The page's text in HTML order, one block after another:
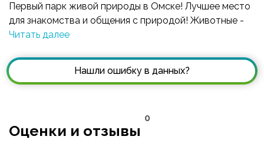
Первый парк живой природы в Омске! Лучшее место
для знакомства и общения с природой! Животные -
самые близкие и преданные друзья человека! Здесь
и об особенностях некоторых видов животных, а
также подружиться с поросятами, козами,
красноухими водоплавающими черепашками,
карликовыми африканскими ежиками, дикобразом,
Читать далее
Нашли ошибку в данных?
Оценки и отзывы
0